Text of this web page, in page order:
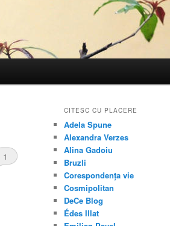
1
CITESC CU PLACERE
Adela Spune
Alexandra Verzes
Alina Gadoiu
Bruzli
Corespondența vie
Cosmipolitan
DeCe Blog
Édes Illat